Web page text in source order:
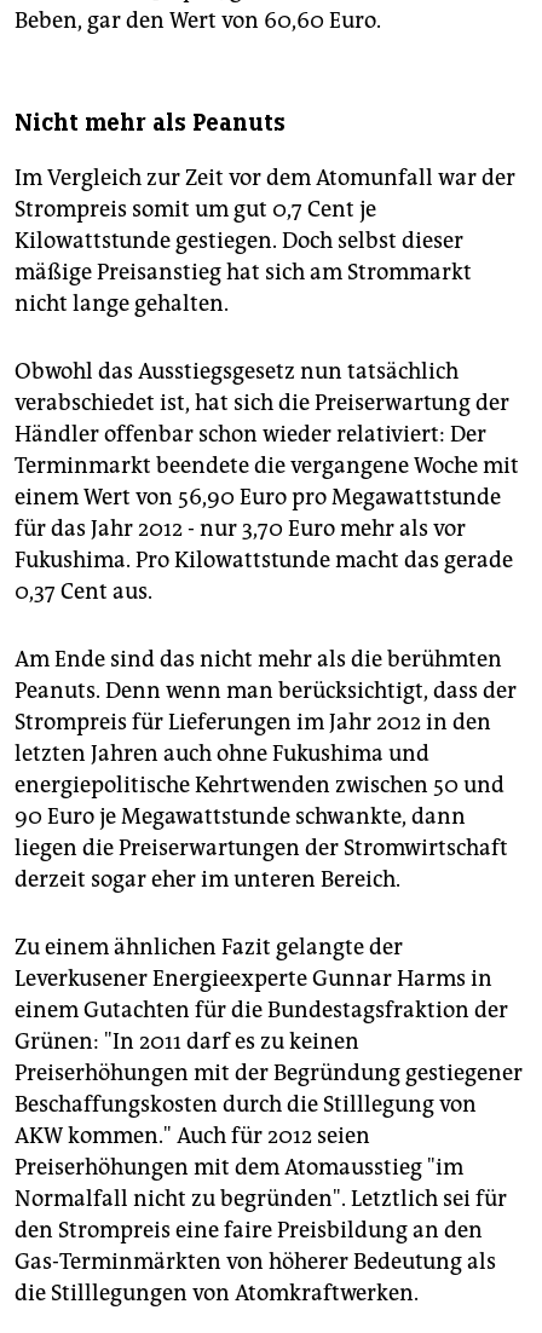
Beben, gar den Wert von 60,60 Euro.
Nicht mehr als Peanuts
Im Vergleich zur Zeit vor dem Atomunfall war der
Strompreis somit um gut 0,7 Cent je
Kilowattstunde gestiegen. Doch selbst dieser
mäßige Preisanstieg hat sich am Strommarkt
nicht lange gehalten.
Obwohl das Ausstiegsgesetz nun tatsächlich
verabschiedet ist, hat sich die Preiserwartung der
Händler offenbar schon wieder relativiert: Der
Terminmarkt beendete die vergangene Woche mit
einem Wert von 56,90 Euro pro Megawattstunde
für das Jahr 2012 - nur 3,70 Euro mehr als vor
Fukushima. Pro Kilowattstunde macht das gerade
0,37 Cent aus.
Am Ende sind das nicht mehr als die berühmten
Peanuts. Denn wenn man berücksichtigt, dass der
Strompreis für Lieferungen im Jahr 2012 in den
letzten Jahren auch ohne Fukushima und
energiepolitische Kehrtwenden zwischen 50 und
90 Euro je Megawattstunde schwankte, dann
liegen die Preiserwartungen der Stromwirtschaft
derzeit sogar eher im unteren Bereich.
Zu einem ähnlichen Fazit gelangte der
Leverkusener Energieexperte Gunnar Harms in
einem Gutachten für die Bundestagsfraktion der
Grünen: "In 2011 darf es zu keinen
Preiserhöhungen mit der Begründung gestiegener
Beschaffungskosten durch die Stilllegung von
AKW kommen." Auch für 2012 seien
Preiserhöhungen mit dem Atomausstieg "im
Normalfall nicht zu begründen". Letztlich sei für
den Strompreis eine faire Preisbildung an den
Gas-Terminmärkten von höherer Bedeutung als
die Stilllegungen von Atomkraftwerken.